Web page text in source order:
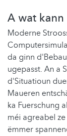
A wat
Moderne
da ginn
ugepasst. An a
d'Situatioun
Maueren
ka Fuerschung
méi agreabel
ëmmer